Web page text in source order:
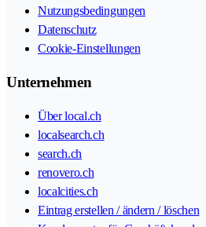
Nutzungsbedingungen
Datenschutz
Cookie-Einstellungen
Unternehmen
Über local.ch
localsearch.ch
search.ch
renovero.ch
localcities.ch
Eintrag erstellen / ändern / löschen